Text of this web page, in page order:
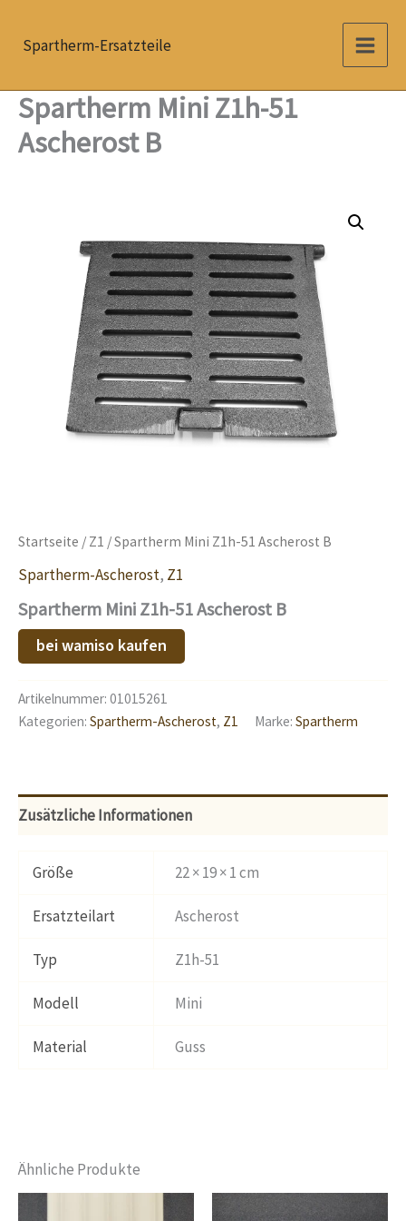
InhaltSpartherm-Ersatzteile
Spartherm Mini Z1h-51
Ascherost B
Startseite / Z1 / Spartherm Mini Z1h-51 Ascherost B
Spartherm-Ascherost, Z1
Spartherm Mini Z1h-51 Ascherost B
bei wamiso kaufen
Artikelnummer: 01015261
Kategorien: Spartherm-Ascherost, Z1 Marke: Spartherm
Zusätzliche Informationen
Größe 22 × 19 × 1 cm
Ersatzteilart Ascherost
Typ Z1h-51
Modell Mini
Material Guss
Ähnliche Produkte